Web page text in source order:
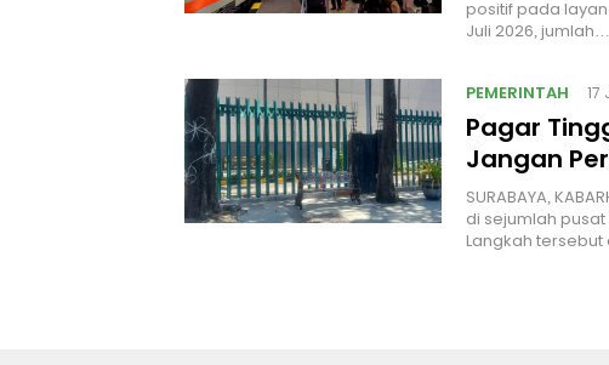
positif pada
Juli 2026, jumlah…
PEMERINTAH 17
Pagar
Jangan
SURABAYA,
di sejumlah
Langkah